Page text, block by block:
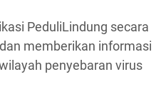
PeduliLindung secara
memberikan informasi
penyebaran virus